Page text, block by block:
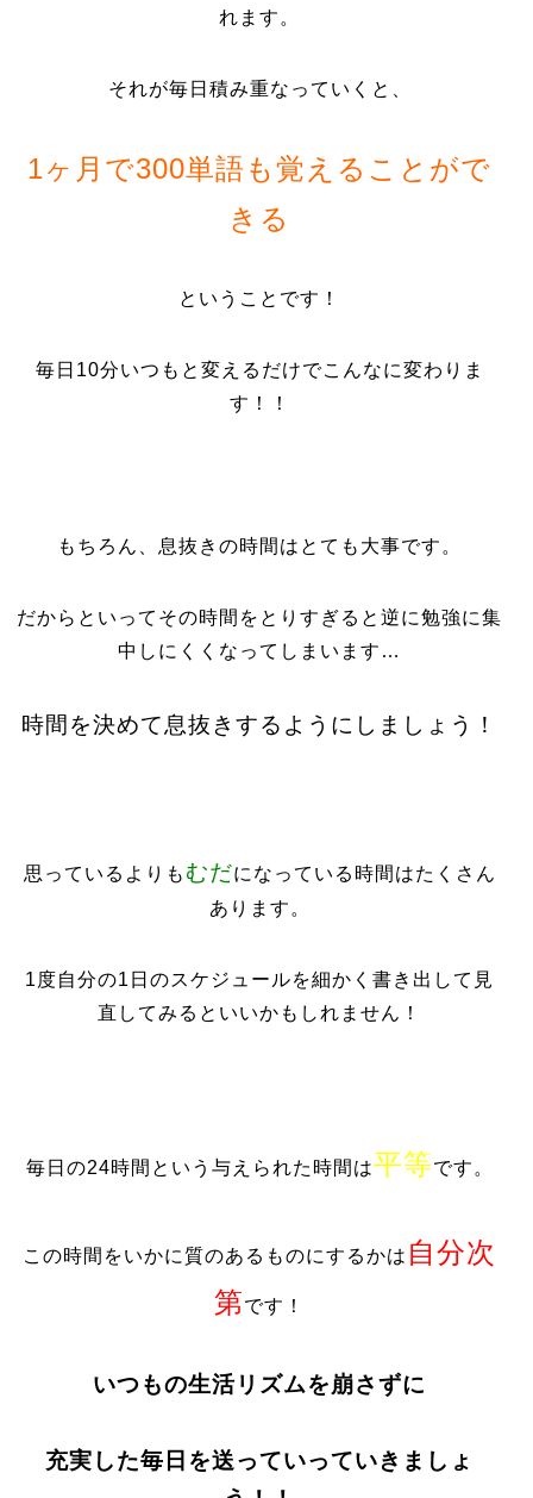
れます。
それが毎日積み重なっていくと、
1ヶ月で300単語も覚えることがで
きる
ということです！
毎日10分いつもと変えるだけでこんなに変わりま
す！！
もちろん、息抜きの時間はとても大事です。
だからといってその時間をとりすぎると逆に勉強に集
中しにくくなってしまいます…
時間を決めて息抜きするようにしましょう！
思っているよりも むだになっている時間はたくさん
あります。
1度自分の1日のスケジュールを細かく書き出して見
直してみるといいかもしれません！
毎日の24時間という与えられた時間は平等です。
この時間をいかに質のあるものにするかは 自分次
第です！
いつもの生活リズムを崩さずに
充実した毎日を送っていっていきましょ